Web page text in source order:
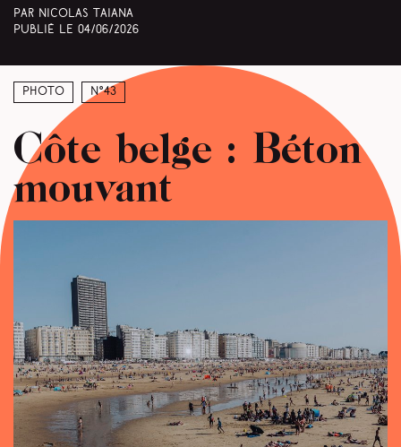
Par Nicolas Taiana
Publié le 04/06/2026
Photo N°43
Côte belge : Béton
mouvant